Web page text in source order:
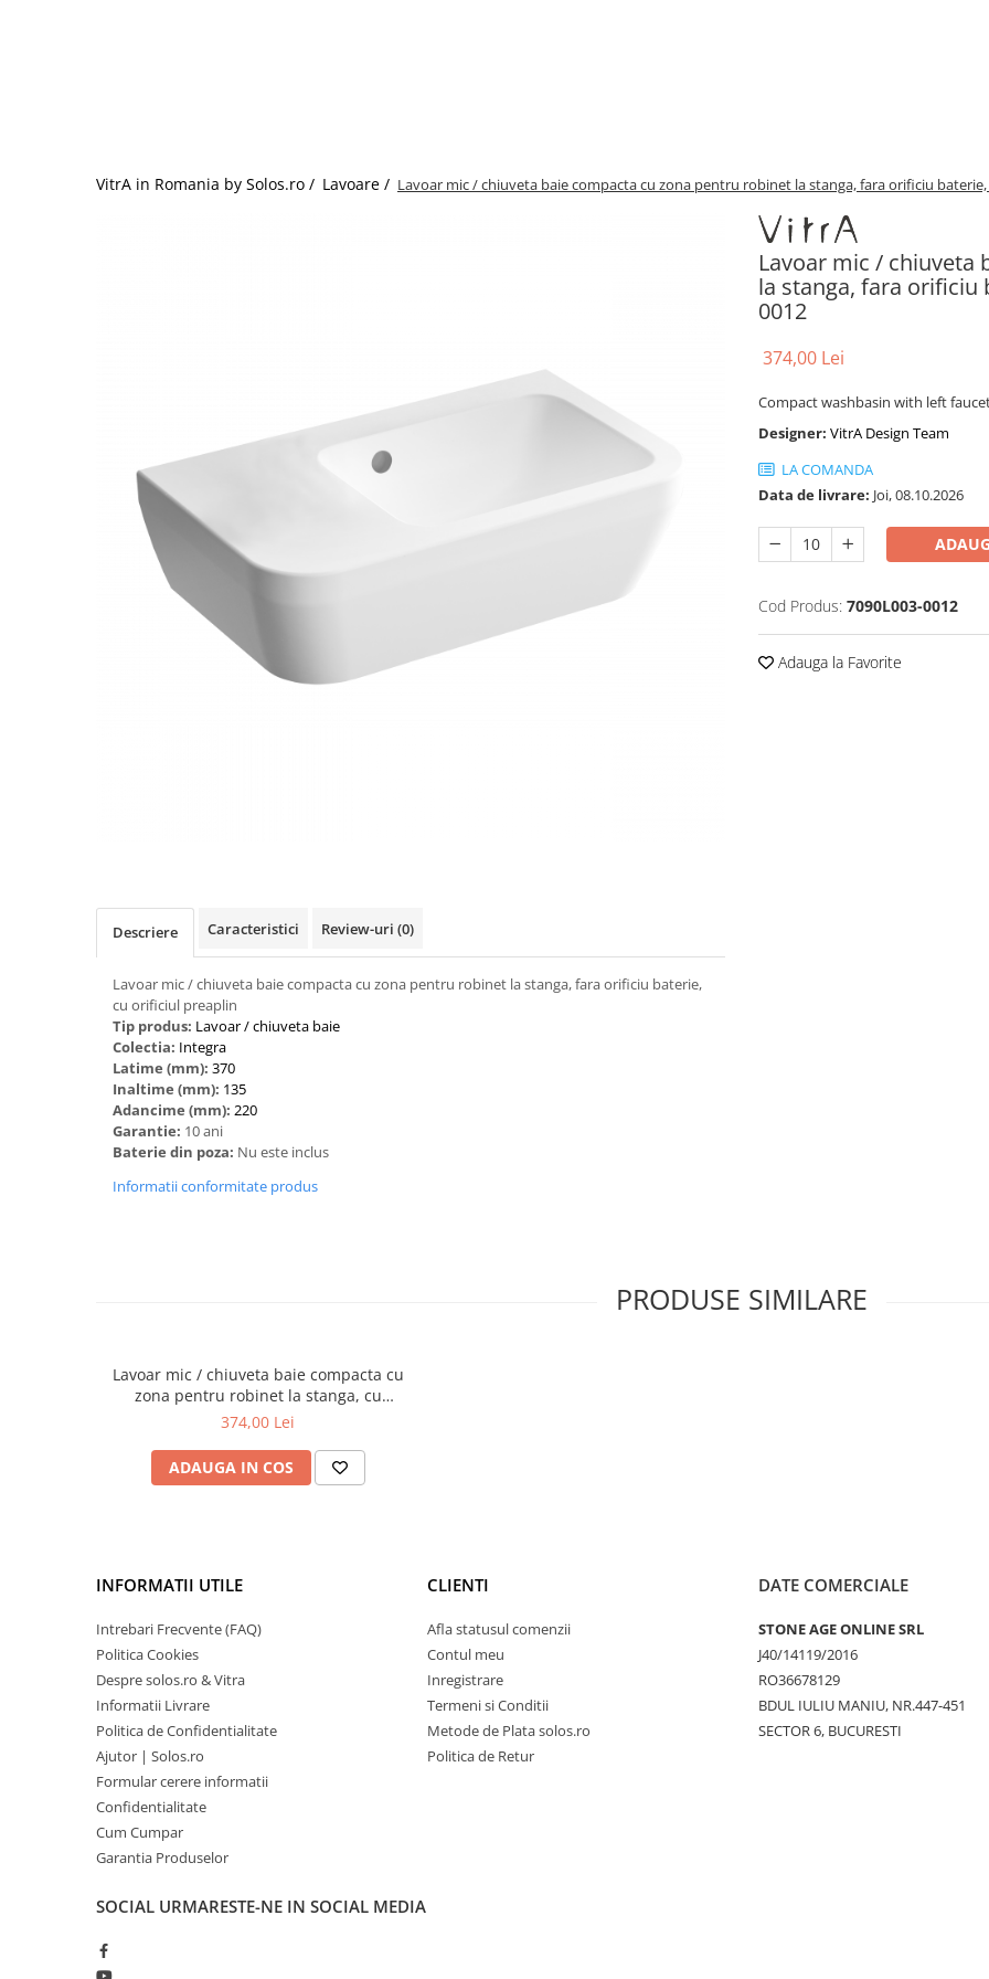
VitrA in Romania by Solos.ro / Lavoare / Lavoar mic / chiuveta baie compacta cu zona pentru robinet la stanga, fara orificiu
Lavoar mic / chiuveta
la stanga, fara orificiu
0012
374,00 Lei
Compact washbasin with left
Designer: VitrA Design Team
LA COMANDA
Data de livrare: Joi, 08.10.2026
Cod Produs: 7090L003-0012
Adauga la Favorite
Descriere Caracteristici Review-uri (0)
Lavoar mic / chiuveta baie compacta cu zona pentru robinet la stanga, fara orificiu baterie,
cu orificiul preaplin
Tip produs: ‎Lavoar / chiuveta baie
Colectia: Integra
Latime (mm): 370
Inaltime (mm): 135
Adancime (mm): 220
Garantie: 10 ani
Baterie din poza: Nu este inclus
Informatii conformitate produs
PRODUSE SIMILARE
Lavoar mic / chiuveta baie compacta cu
zona pentru robinet la stanga, cu
orificiul pentru baterie si preaplin |
374,00 Lei
ADAUGA IN COS
INFORMATII UTILE
Intrebari Frecvente (FAQ)
Politica Cookies
Despre solos.ro & Vitra
Informatii Livrare
Politica de Confidentialitate
Ajutor | Solos.ro
Formular cerere informatii
Confidentialitate
Cum Cumpar
Garantia Produselor
CLIENTI
Afla statusul comenzii
Contul meu
Inregistrare
Termeni si Conditii
Metode de Plata solos.ro
Politica de Retur
DATE COMERCIALE
STONE AGE ONLINE SRL
J40/14119/2016
RO36678129
BDUL IULIU MANIU, NR.447-451
SECTOR 6, BUCURESTI
SOCIAL URMARESTE-NE IN SOCIAL MEDIA